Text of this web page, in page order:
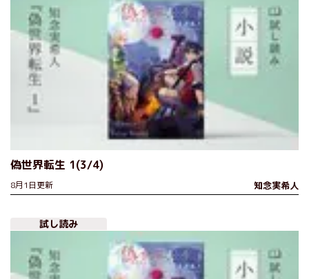
偽世界転生 1(3/4)
8月1日更新 知念実希人
試し読み